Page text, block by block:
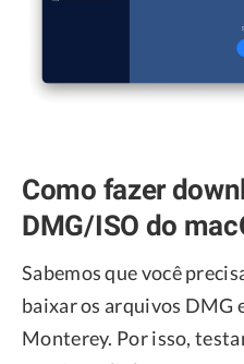
Como fazer
DMG/ISO do
Sabemos que você
baixar os arquivos DMG
Monterey. Por isso,